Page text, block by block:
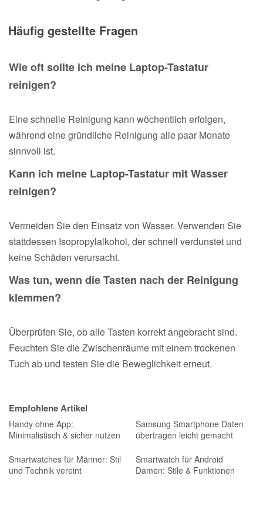
Häufig gestellte Fragen
Wie oft sollte ich meine Laptop-Tastatur
reinigen?
Eine schnelle Reinigung kann wöchentlich erfolgen,
während eine gründliche Reinigung alle paar Monate
sinnvoll ist.
Kann ich meine Laptop-Tastatur mit Wasser
reinigen?
Vermeiden Sie den Einsatz von Wasser. Verwenden Sie
stattdessen Isopropylalkohol, der schnell verdunstet und
keine Schäden verursacht.
Was tun, wenn die Tasten nach der Reinigung
klemmen?
Überprüfen Sie, ob alle Tasten korrekt angebracht sind.
Feuchten Sie die Zwischenräume mit einem trockenen
Tuch ab und testen Sie die Beweglichkeit erneut.
Empfohlene Artikel
Handy ohne App:
Minimalistisch & sicher nutzen
Samsung Smartphone Daten
übertragen leicht gemacht
Smartwatches für Männer: Stil
und Technik vereint
Smartwatch für Android
Damen: Stile & Funktionen